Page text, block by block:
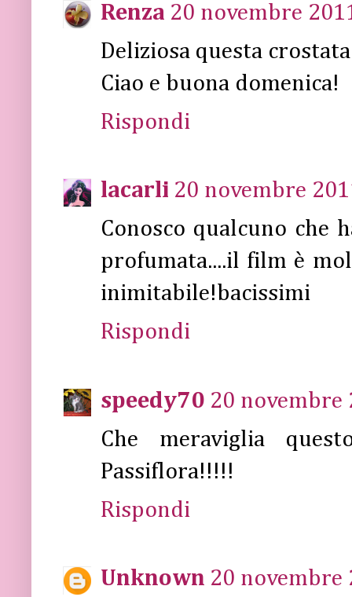
Renza 20 novembre
Deliziosa questa
Ciao e buona domenica!
Rispondi
lacarli 20 novembre
Conosco qualcuno che
profumata....il film è
inimitabile!bacissimi
Rispondi
speedy70 20 novembre
Che meraviglia
Passiflora!!!!!
Rispondi
Unknown 20 novembre